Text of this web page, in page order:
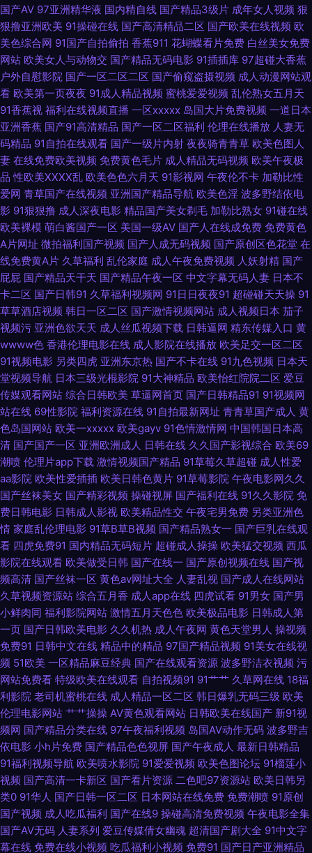
区 性爱福利视频 最全AV总站在线播放 91人妻人人操人人爱 91在線吧 蜜桃
视频首页在线观看 亚洲精品一区二区无码 91she人妻 香蕉九久 91网网址在
线观看 超碰蜜芽91国产 成人福利视频网站导航 九一福利社 久久国产精品久
久 青青草社区 日韩高级经典AV 熟女共享97 午夜成人手机在线 在线黑料
avav导航 91色网 91桃色黑丝 玖玖热资源 久久国产精品嫩草 欧美亚洲国产
成人综合 www黑丝av 欧美极品另类 人人操综合 日本色图一本道 91www在
线观看 久久国产精品色婷婷 福利影院导航 萌白酱肏屄视频 深夜福利试看AV
午夜诱惑av 91大神视频在线播放 91青娱乐在线国产 东京热家庭伦理片 欧美
国产成人 青青草福利视频 色老大网站在线观看 五月天婷婷全黄网站 91肥BB
导航在线 91视频第二页 豆花精品视频 国产精品内射 五月情婷婷最新地址 东
京热福利电影在线 91精品手机 天天综合射天天 超碰97人人超 亚洲淫爱网 欧
美高清专区 91香蕉二区 日韩激情网页 91资源公开在线 少妇一线天 国产香蕉
97 91一起c 婷婷色播亚洲综合色播 国产精品草草草草 91猫先生在线观看 无
码人妻2p 精品人妻乱码一区二区 91在线大香脚 亚洲日韩国产精 黄色苍库 91
五月天激情性爱 亚洲成人黄色在线网站 色情仓库 国产影院在线观看 91看片
成人免费在线 色婷婷五月影音先锋 欧美性极品伪娘 91支持视频免费观看 日
韩成人黄色网址 婷婷超碰 久久97 91九色性爱 日韩色情 av怡红院 影音先锋
日韩资源网 欧美日韩黄色一区二 海角在线成人 91美女内射网站 欧美精品7
页 91人妻人精人人操 日韩啪啪啪在线 岛国成人在线不卡 91福利射视频 婷婷
丁香先锋 国产精品久久情 91jk红杏 久久青青草操比较换 国产精品久久超碰
91色超碰香蕉 日韩中文字幕 福利精品国产精品 AV倫理巨乳性爱 91xxcc免费
网站入口 日韩色情妈妈 九草免费在线 91秒拍视频福利 先锋影音AV资源网站
欧美日色网 成人ss网站 在线播放的AV网站 国产ts人妖在线播放 五月丁香插
b 在线视频传媒 91熊猫传媒 丁香亚洲色五月 久久国产精选久久 91国产视频
国产AV 97亚洲精华液 国内精自线 国产精品3级片 成年女人视频 狠
狠撸亚洲欧美 91操碰在线 国产高清精品二区 国产欧美在线视频 欧
美色综合网 91国产自拍偷拍 香蕉911 花蝴蝶看片免费 白丝美女免费
网站 欧美女人与动物交 国产精品无码电影 91插插库 97超碰大香蕉
户外自慰影院 国产一区二区二区 国产偷窥盗摄视频 成人动漫网站观
看 欧美第一页夜夜 91成人精品视频 蜜桃爱爱视频 乱伦熟女五月天
91香蕉视 福利在线视频直播 一区xxxxx 岛国大片免费视频 一道日本
亚洲香蕉 国产91高清精品 国产一区二区福利 伦理在线播放 人妻无
码精品 91自拍在线观看 国产一级片内射 夜夜骑青青草 欧美色图人
妻 在线免费欧美视频 免费黄色毛片 成人精品无码视频 欧美午夜极
品 性欧美ⅩⅩⅩⅩ乱 欧美色色六月天 91影视网 午夜伦不卡 加勒比性
爱网 青草国产在线视频 亚洲国产精品导航 欧美色淫 波多野结依电
影 91狠狠撸 成人深夜电影 精品国产美女剃毛 加勒比熟女 91碰在线
欧美裸模 萌白酱国产一区 美国一级AV 国产人在线成免费 免费黄色
A片网址 微拍福利国产视频 国产人成无码视频 国产原创区色花堂 在
线免费黄A片 久草福利 乱伦家庭 成人午夜免费视频 人妖射精 国产
屁屁 国产精品天干天 国产精品午夜一区 中文字幕无码人妻 日本不
卡二区 国产日韩91 久草福利视频网 91日日夜夜91 超碰碰天天操 91
草草酒店视频 韩日一区二区 国产激情视频网站 成人视频日本 茄子
视频污 亚洲色欲天天 成人丝瓜视频下载 日韩逼网 精东传媒入口 黄
wwww色 香港伦理电影在线 成人影院在线播放 欧美足交一区二区
91视频电影 另类四虎 亚洲东京热 国产不卡在线 91九色视频 日本天
堂视频导航 日本三级光棍影院 91大神精品 欧美怡红院院二区 爱豆
传媒观看网站 综合日韩欧美 草逼网首页 国产日韩精品91 91视频网
站在线 69性影院 福利资源在线 91自拍最新网址 青青草国产成人 黄
色岛国网站 欧美一xxxxx 欧美gayv 91色情激情网 中国韩国日本高
清 国产国产一区 亚洲欧洲成人 日韩在线 久久国产影视综合 欧美69
潮喷 伦理片app下载 激情视频国产精品 91草莓久草超碰 成人性爱
aa影院 欧美性爱插插 欧美日韩色黄片 91草莓影院 午夜电影网久久
国产丝袜美女 国产精彩视频 操碰视屏 国产福利在线 91久久影院 免
费日韩电影 日韩成人影视 欧美精品性交 午夜宅男免费 另类亚洲色
情 家庭乱伦理电影 91草B草B视频 国产精品熟女一 国产巨乳在线观
看 四虎免费91 国内精品无码短片 超碰成人操操 欧美猛交视频 西瓜
影院在线观看 欧美做受日韩 国产在线一 国产原创视频在线 国产视
频高清 国产丝袜一区 黄色av网址大全 人妻乱视 国产成人在线网站
久草视频资源站 综合五月香 成人app在线 四虎试看 91男女 国产男
小鲜肉同 福利影院网站 激情五月天色色 欧美极品电影 日韩成人第
一页 国产日韩欧美电影 久久机热 成人午夜网 黄色天堂男人 操视频
免费91 日韩中文在线 精品中的精品 97国产精品视频 91美女在线视
频 51欧美 一区精品麻豆经典 国产在线观看资源 波多野洁衣视频 污
网站免费看 特级欧美在线观看 自拍视频91 91艹艹 久草网在线 18福
利影院 老司机蜜桃在线 成人精品一区二区 韩日爆乳无码三级 欧美
伦理电影网站 艹艹操操 AV黄色观看网站 日韩欧美在线国产 新91视
频网 国产精品分类在线 97午夜福利视频 岛国AV动作无码 波多野吉
依电影 小h片免费 国产精品色色视屏 国产午夜成人 最新日韩精品
91福利视频导航 欧美喷水影院 91爱爱视频 欧美色图论坛 91榴莲小
视频 国产高清一卡新区 国产看片资源 二色吧97资源站 欧美日韩另
类0 91华人 国产日韩一区二区 日本网站在线免费 免费潮喷 91原创
国产视频 成人吃瓜福利 国产在线9 操碰高清免费视频 午夜电影全集
国产AV无码 人妻系列 爱豆传媒倩女幽魂 超清国产剧大全 91中文字
幕在线 免费在线小视频 吃瓜福利小视频 免费91 国产日产亚洲精品